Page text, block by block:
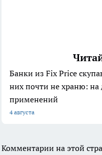
Банки из Fix Price
них почти не храню:
применений
4 августа
Комментарии на этой